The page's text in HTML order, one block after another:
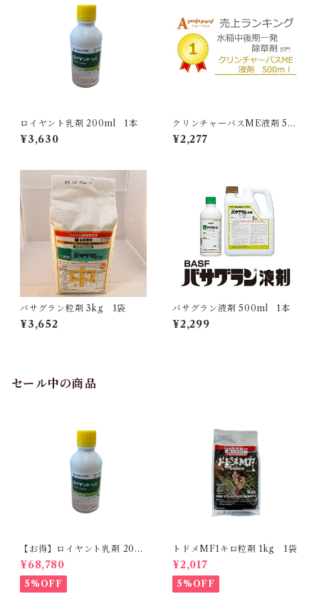
ロイヤント乳剤 200ml 1本
¥3,630
クリンチャーバスME液剤 50
0ml 1本
¥2,277
バサグラン粒剤 3kg 1袋
¥3,652
バサグラン液剤 500ml 1本
¥2,299
セール中の商品
【お得】ロイヤント乳剤 200
ml 【1箱】20本入
¥68,780
5%OFF
トドメMF1キロ粒剤 1kg 1袋
¥2,017
5%OFF